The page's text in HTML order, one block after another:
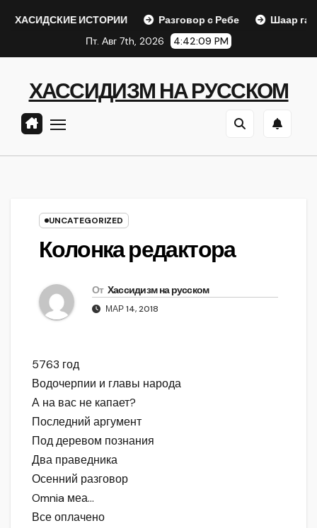
ИСТОРИИ Разговор с Ребе
Шаар гайихуд гл. 1
Пт. Авг 7th, 2026
4:42:10 PM
ХАССИДИЗМ НА РУССКОМ
UNCATEGORIZED
Колонка редактора
От Хассидизм на русском
МАР 14, 2018
5763 год
Водочерпии и главы народа
А на вас не капает?
Последний аргумент
Под деревом познания
Два праведника
Осенний разговор
Omnia меа…
Все оплачено